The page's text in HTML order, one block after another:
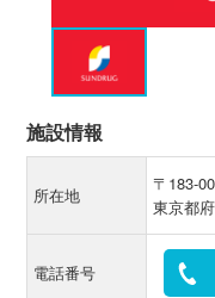
施設情報
所在地
〒183-
東京都
電話番号